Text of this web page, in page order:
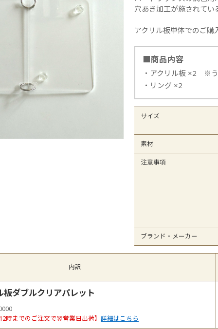
オレフィンシート 全
穴あき加工が施されて
アクリル板単体でのご
■商品内容
アクリル板 ×2 ※う
リング ×2
サイズ
素材
注意事項
ブランド・メーカー
内訳
ダブルクリアパレット
時までのご注文で翌営業日出荷】 詳細はこちら